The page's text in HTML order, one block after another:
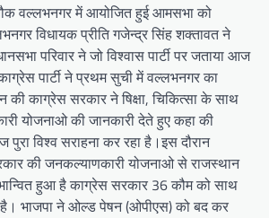
वल्लभनगर में आयोजित हुई आमसभा को
विधायक प्रीति गजेन्द्र सिंह शक्तावत ने
परिवार ने जो विश्वास पार्टी पर जताया आज
पार्टी ने प्रथम सुची में वल्लभनगर का
की काग्रेस सरकार ने षिक्षा, चिकित्सा के साथ
योजनाओ की जानकारी देते हुए कहा की
पुरा विश्व सराहना कर रहा है।इस दौरान
की जनकल्याणकारी योजनाओ से राजस्थान
हुआ है काग्रेस सरकार 36 कौम को साथ
है। भाजपा ने ओल्ड पेषन (ओपीएस) को बद कर